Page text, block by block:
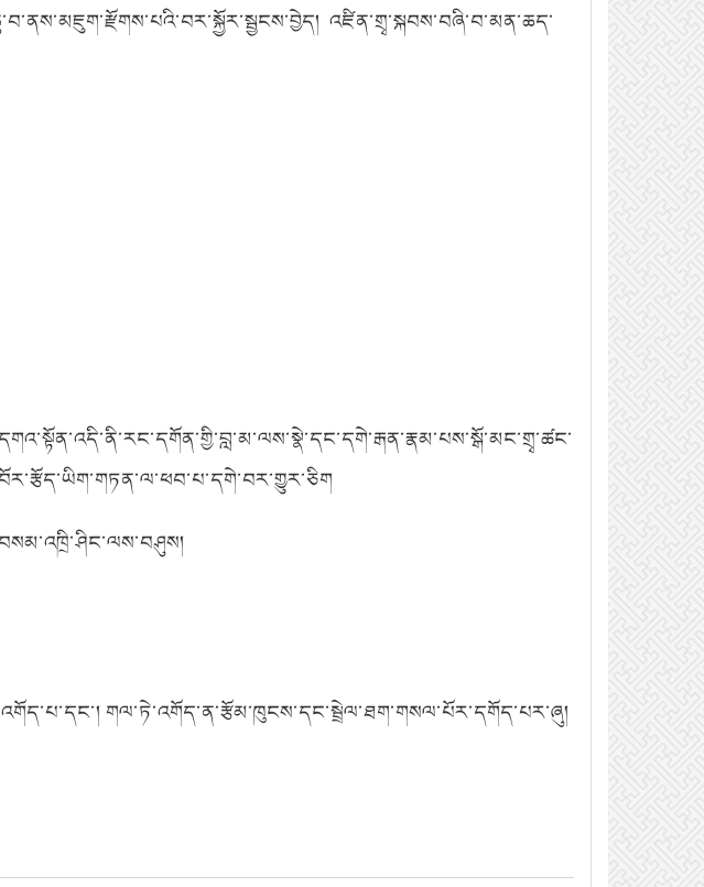
འཛིན་གྲྭ་སྐབས་བཞི་བ་མན་ཆད་
གལ་ཏེ་འགོད་ན་རྩོམ་ཁུངས་དང་སྦྲེལ་ཐག་གསལ་པོར་དགོད་པར་ཞུ།